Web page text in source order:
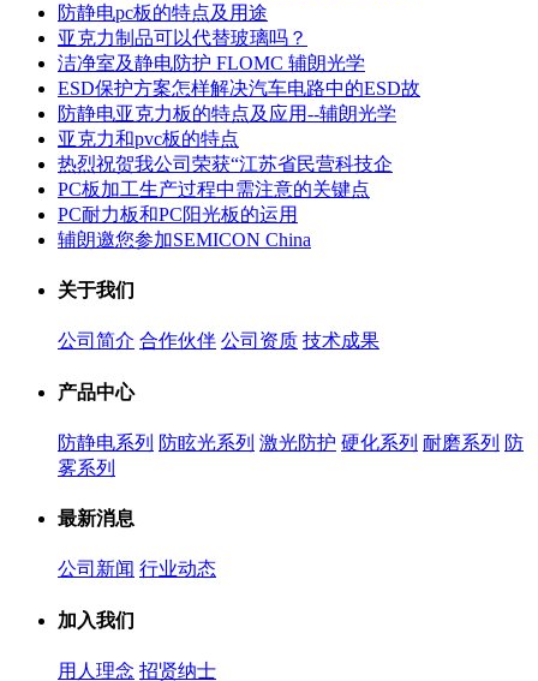
防静电pc板的特点及用途
亚克力制品可以代替玻璃吗？
洁净室及静电防护 FLOMC 辅朗光学
ESD保护方案怎样解决汽车电路中的ESD故
防静电亚克力板的特点及应用--辅朗光学
亚克力和pvc板的特点
热烈祝贺我公司荣获“江苏省民营科技企
PC板加工生产过程中需注意的关键点
PC耐力板和PC阳光板的运用
辅朗邀您参加SEMICON China
关于我们
公司简介 合作伙伴 公司资质 技术成果
产品中心
防静电系列 防眩光系列 激光防护 硬化系列 耐磨系列 防
雾系列
最新消息
公司新闻 行业动态
加入我们
用人理念 招贤纳士